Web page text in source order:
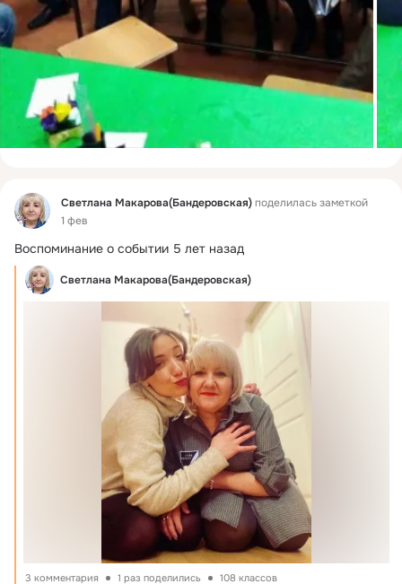
Фид Светлана Макарова(Бандеровская)поделилась заметкой
1 фев
Воспоминание о событии 5 лет назад
Светлана Макарова(Бандеровская)
3 комментария 1 раз поделились 108 классов